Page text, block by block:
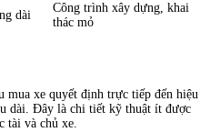
dài
Công trình xây dựng, khai
thác mỏ
mua xe quyết định trực tiếp đến hiệu
dài. Đây là chi tiết kỹ thuật ít được
tài và chủ xe.